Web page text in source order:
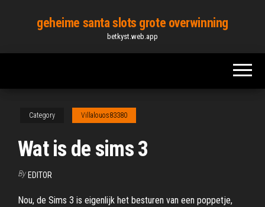
content
geheime santa slots grote overwinning
betkyst.web.app
Category Villalouos83380
Wat is de sims 3
By EDITOR
Nou, de Sims 3 is eigenlijk het besturen van een poppetje,